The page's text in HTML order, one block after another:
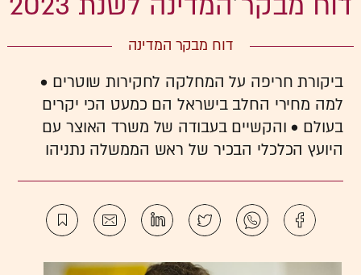
דוח מבקר המדינה
ביקורת חריפה על המחלקה לחקירות שוטרים •
למה מחירי החלב בישראל הם כמעט הכי יקרים
בעולם • והקשיים בעבודה של משרד האוצר עם
היועץ הכלכלי הבכיר של ראש הממשלה נתניהו